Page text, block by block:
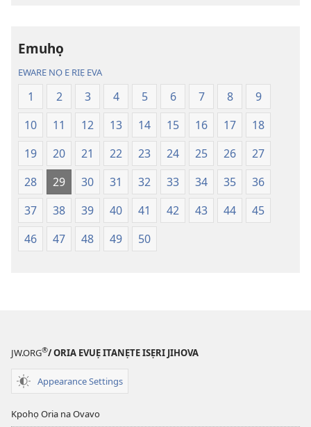
Ọkpokpọ
ọrọ
Ikereakere
Efuafo
Na
(Onọ
wariẹ
Na
(Onọ
a
wariẹ
evaọ
2013)
Emuhọ
EWARE NỌ E RIẸ EVA
1 2 3 4 5 6 7 8
9
10
11 12 13 14 15 16 17
18
19
20 21 22 23 24 25 26
27
28
29 30 31 32 33 34 35
36
37
38 39 40 41 42 43 44
45
46
47 48 49 50
JW.ORG®/ ORIA EVUẸ ITANẸTE ISẸRI JIHOVA
Appearance Settings
Kpohọ Oria na Ovavo